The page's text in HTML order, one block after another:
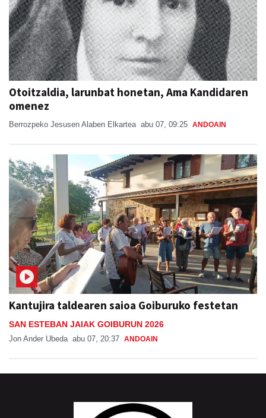
Otoitzaldia, larunbat honetan, Ama Kandidaren
omenez
Berrozpeko Jesusen Alaben Elkartea abu 07, 09:25 ANDOAIN
Kantujira taldearen saioa Goiburuko festetan
SAN ESTEBAN JAIAK GOIBURUN 2026
Jon Ander Ubeda abu 07, 20:37 ANDOAIN